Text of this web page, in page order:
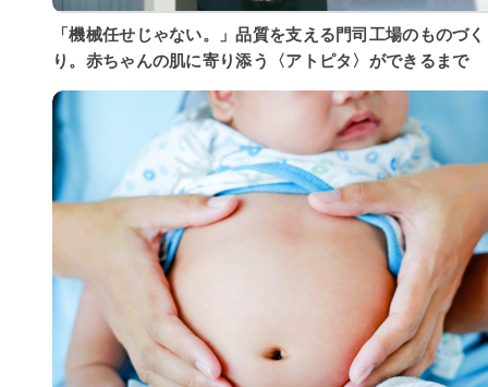
「機械任せじゃない。」品質を支える門司工場のものづく
り。赤ちゃんの肌に寄り添う〈アトピタ〉ができるまで